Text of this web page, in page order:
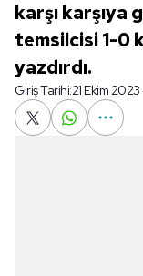
karşı karşıya
temsilcisi 1-0
yazdırdı.
Giriş Tarihi:21 Ekim 2023